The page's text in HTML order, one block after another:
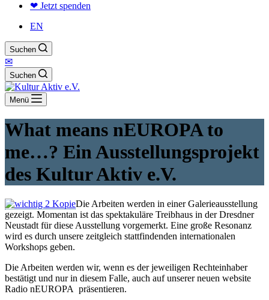
❤ Jetzt spenden
EN
Suchen
✉
Suchen
Menü
What means nEUROPA to
me…? Ein Ausstellungsprojekt
des Kultur Aktiv e.V.
Die Arbeiten werden in einer Galerieausstellung
gezeigt. Momentan ist das spektakuläre Treibhaus in der Dresdner
Neustadt für diese Ausstellung vorgemerkt. Eine große Resonanz
wird es durch unsere zeitgleich stattfindenden internationalen
Workshops geben.
Die Arbeiten werden wir, wenn es der jeweiligen Rechteinhaber
bestätigt und nur in diesem Falle, auch auf unserer neuen website
Radio nEUROPA präsentieren.